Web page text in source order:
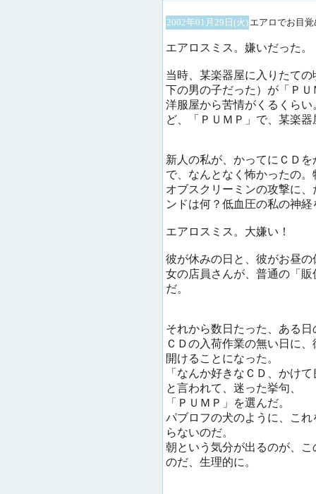
2002年01月29日(火) エアロでお目覚
エアロスミス。嫌いだった。
当時、某楽器屋に入りたて
下の男の子だった）が「Ｐ
洋服屋から苦情がくるくら
ど、「ＰＵＭＰ」で、某楽
新人の私が、かってにＣＤ
で、なんとなく怖かったの
オブスクリーミンの攻撃に
ンドは何？低血圧の私の神
エアロスミス。大嫌い！
彼が休みの日と、彼がお昼
女の店員さんが、普通の「
だ。
それから数日たった、ある
ＣＤの入荷作業の無い日に
開けることになった。
「なんか好きなＣＤ、かけ
と言われて、迷った挙句、
「ＰＵＭＰ」を選んだ。
パブロフの犬のように、こ
らないのだ。
朝という気分が出るのが、
のだ、生理的に。